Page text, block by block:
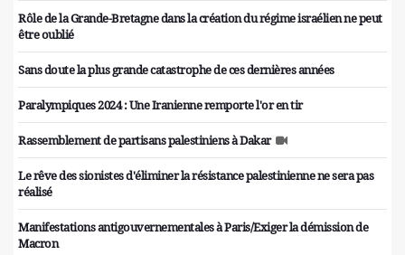
Rôle de la Grande-Bretagne dans la création du régime israélien ne peut
être oublié
Sans doute la plus grande catastrophe de ces dernières années
Paralympiques 2024 : Une Iranienne remporte l'or en tir
Rassemblement de partisans palestiniens à Dakar
Le rêve des sionistes d'éliminer la résistance palestinienne ne sera pas
réalisé
Manifestations antigouvernementales à Paris/Exiger la démission de
Macron